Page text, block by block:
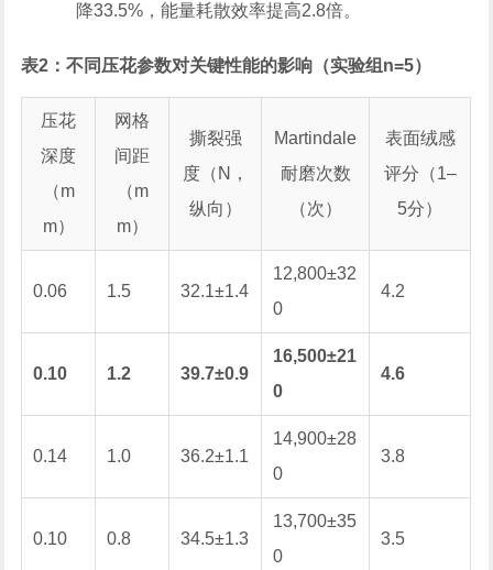
降33.5%，能量耗散效率提高2.8倍。
表2：不同压花参数对关键性能的影响（实验组n=5）
压花
深度
（m
m）
网格
间距
（m
m）
撕裂强
度（N，
纵向）
Martindale
耐磨次数
（次）
表面绒感
评分（1–
5分）
0.06 1.5 32.1±1.4
12,800±32
0
4.2
0.10 1.2 39.7±0.9
16,500±21
0
4.6
0.14 1.0 36.2±1.1
14,900±28
0
3.8
0.10 0.8 34.5±1.3
13,700±35
0
3.5